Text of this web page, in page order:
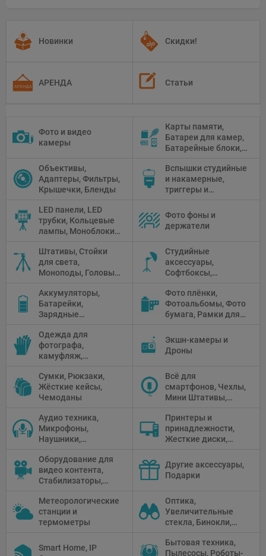
Новинки Скидки!
АРЕНДА Статьи
Фото и видео
камеры
Карты памяти,
Батареи для камер,
Батарейные блоки,
Объективы,
Адаптеры, Фильтры,
Крышечки, Бленды
Вспышки студийные
и накамерные,
триггеры и
LED панели, LED
трубки, Кольцевые
лампы, Моноблоки,
Флуоресцентное и
галогенное
освещение
Фото фоны и
держатели
Штативы, Стойки
для света,
Моноподы, Головы
Студийные
аксессуары,
Софтбоксы,
Рефлекторы,
Отражатели,
Предметные
Аккумуляторы,
Батарейки,
Зарядные
питания, Солнечные
панели
Фото плёнки,
Фотоальбомы, Фото
бумага, Рамки для
камеры
Одежда для
фотографа,
камуфляж,
Экшн-камеры и
Дроны
Сумки, Рюкзаки,
Жёсткие кейсы,
Чемоданы
Всё для
смартфонов, Чехлы,
Мини Штативы,
Аудио техника,
Микрофоны,
Наушники,
микшеры, Кабели и
адаптеры
Принтеры и
принадлежности,
Жесткие диски,
Проекторы,
Графические
Планшеты, Бумага
Оборудование для
видео контента,
Стабилизаторы,
Мониторы,
Профессиональное
видео
Другие аксессуары,
Подарки
Метеорологические
станции и
термометры
Оптика,
Увеличительные
стекла, Бинокли,
Телескопы,
Smart Home, IP
Бытовая техника,
Пылесосы, Роботы-